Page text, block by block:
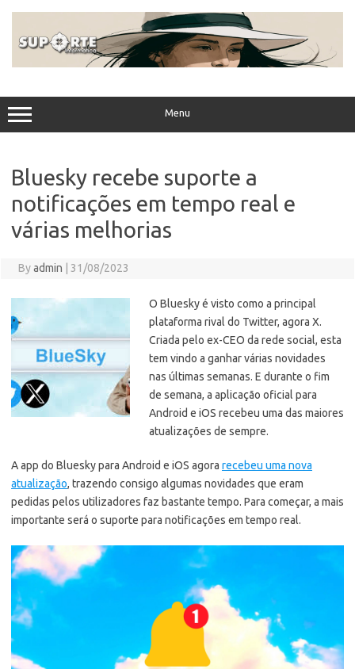
Menu
Bluesky recebe suporte a
notificações em tempo real e
várias melhorias
Byadmin 31/08/2023
O Bluesky é visto como a principal
plataforma rival do Twitter, agora X.
Criada pelo ex-CEO da rede social, esta
tem vindo a ganhar várias novidades
nas últimas semanas. E durante o fim
de semana, a aplicação oficial para
Android e iOS recebeu uma das maiores
atualizações de sempre.
A app do Bluesky para Android e iOS agora recebeu uma nova
atualização, trazendo consigo algumas novidades que eram
pedidas pelos utilizadores faz bastante tempo. Para começar, a mais
importante será o suporte para notificações em tempo real.